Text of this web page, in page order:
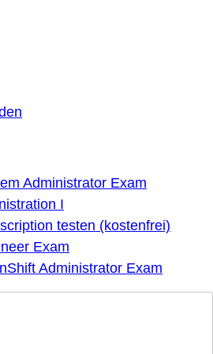
Administrator Exam
I
testen (kostenfrei)
Exam
Administrator Exam